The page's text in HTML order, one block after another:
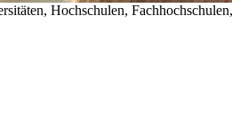
Hochschulen,